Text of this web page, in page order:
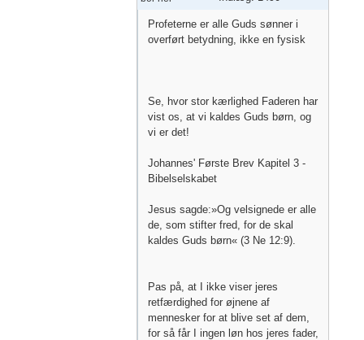
Profeterne er alle Guds sønner i
overført betydning, ikke en fysisk
Se, hvor stor kærlighed Faderen har
vist os, at vi kaldes Guds børn, og
vi er det!
Johannes' Første Brev Kapitel 3 -
Bibelselskabet
Jesus sagde:»Og velsignede er alle
de, som stifter fred, for de skal
kaldes Guds børn« (3 Ne 12:9).
Pas på, at I ikke viser jeres
retfærdighed for øjnene af
mennesker for at blive set af dem,
for så får I ingen løn hos jeres fader,